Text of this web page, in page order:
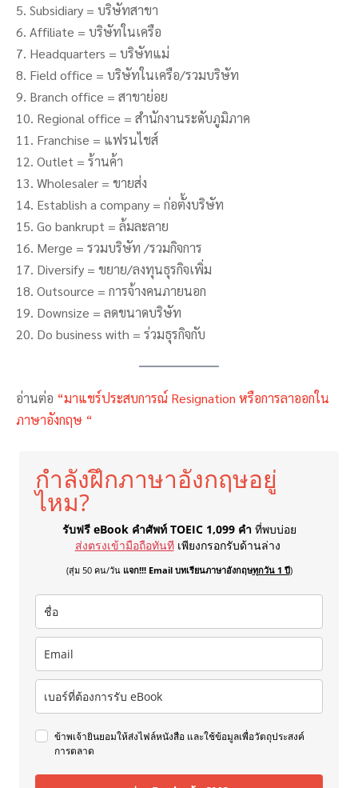
5. Subsidiary = บริษัทสาขา
6. Affiliate = บริษัทในเครือ
7. Headquarters = บริษัทแม่
8. Field office = บริษัทในเครือ/รวมบริษัท
9. Branch office = สาขาย่อย
10. Regional office = สำนักงานระดับภูมิภาค
11. Franchise = แฟรนไชส์
12. Outlet = ร้านค้า
13. Wholesaler = ขายส่ง
14. Establish a company = ก่อตั้งบริษัท
15. Go bankrupt = ล้มละลาย
16. Merge = รวมบริษัท /รวมกิจการ
17. Diversify = ขยาย/ลงทุนธุรกิจเพิ่ม
18. Outsource = การจ้างคนภายนอก
19. Downsize = ลดขนาดบริษัท
20. Do business with = ร่วมธุรกิจกับ
อ่านต่อ “มาแชร์ประสบการณ์ Resignation หรือการลาออกใน
ภาษาอังกฤษ “
กำลังฝึกภาษาอังกฤษอยู่
ไหม?
รับฟรี eBook คำศัพท์ TOEIC 1,099 คำ ที่พบบ่อย
ส่งตรงเข้ามือถือทันที เพียงกรอกรับด้านล่าง
(สุ่ม 50 คน/วัน แจก!!! Email บทเรียนภาษาอังกฤษทุกวัน 1 ปี)
ข้าพเจ้ายินยอมให้ส่งไฟล์หนังสือ และใช้ข้อมูลเพื่อวัตถุประสงค์
การตลาด